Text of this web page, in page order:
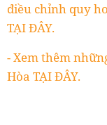
điều chỉnh quy
TẠI ĐÂY.
- Xem thêm
Hòa TẠI ĐÂY.